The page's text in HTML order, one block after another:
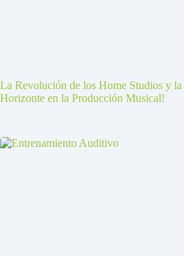
La Revolución de los Home Studios y
Horizonte en la Producción Musical!